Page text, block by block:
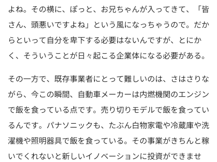
よね。その横に、ぽっと、お兄ちゃんが入ってきて、「皆
さん、頭悪いですよね」という風になっちゃうので。だか
らといって自分を卑下する必要はないんですが、とにか
く、そういうことが日々起こる企業体になる必要がある。
その一方で、既存事業者にとって難しいのは、さはさりな
がら、今この瞬間、自動車メーカーは内燃機関のエンジン
で飯を食っている点です。売り切りモデルで飯を食ってい
るんです。パナソニックも、たぶん白物家電や冷蔵庫や洗
濯機や照明器具で飯を食っている。その事業がきちんと稼
いでくれないと新しいイノベーションに投資ができませ